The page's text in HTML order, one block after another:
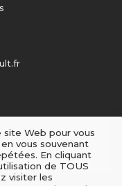
site Web pour vous
vous souvenant
En cliquant
de TOUS
visiter les